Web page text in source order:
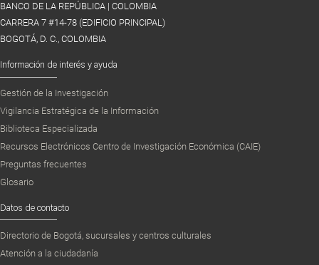
BANCO DE LA REPÚBLICA | COLOMBIA
CARRERA 7 #14-78 (EDIFICIO PRINCIPAL)
BOGOTÁ, D. C., COLOMBIA
Información de interés y ayuda
Gestión de la Investigación
Vigilancia Estratégica de la Información
Biblioteca Especializada
Recursos Electrónicos Centro de Investigación Económica (CAIE)
Preguntas frecuentes
Glosario
Datos de contacto
Directorio de Bogotá, sucursales y centros culturales
Atención a la ciudadanía